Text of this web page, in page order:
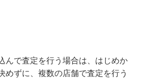
んで査定を行う場合は、はじめか
めずに、複数の店舗で査定を行う